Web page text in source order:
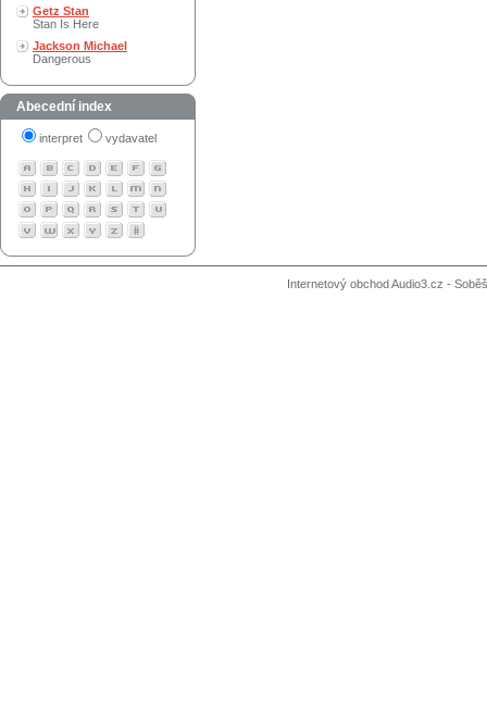
Getz Stan
Stan Is Here
Jackson Michael
Dangerous
Abecední index
interpret vydavatel
Internetový obchod Audio3.cz -